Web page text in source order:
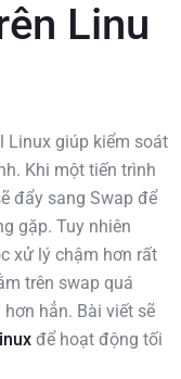
Linu
Linux giúp kiểm soát
Khi một tiến trình
đẩy sang Swap để
gặp. Tuy nhiên
xử lý chậm hơn rất
trên swap quá
hẳn. Bài viết sẽ
để hoạt động tối